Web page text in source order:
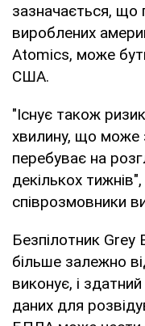
зазначається, що
вироблених
Atomics, може
США.
"Існує також
хвилину, що може
перебуває на
декількох
співрозмовники
Безпілотник Grey
більше залежно
виконує, і
даних для